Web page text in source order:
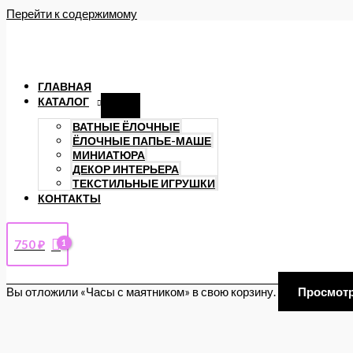
Перейти к содержимому
ГЛАВНАЯ
КАТАЛОГ
ВАТНЫЕ ЁЛОЧНЫЕ
ЁЛОЧНЫЕ ПАПЬЕ-МАШЕ
МИНИАТЮРА
ДЕКОР ИНТЕРЬЕРА
ТЕКСТИЛЬНЫЕ ИГРУШКИ
КОНТАКТЫ
750₽
Вы отложили «Часы с маятником» в свою корзину.